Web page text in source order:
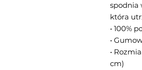
spodnia
która
• 100%
•
•
cm)